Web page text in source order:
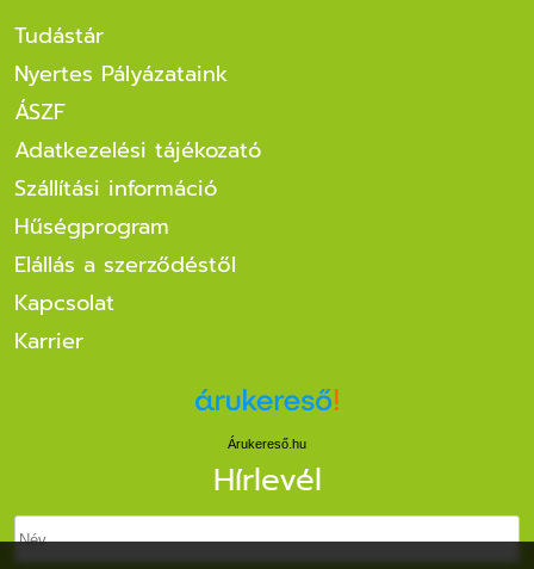
Tudástár
Nyertes Pályázataink
ÁSZF
Adatkezelési tájékozató
Szállítási információ
Hűségprogram
Elállás a szerződéstől
Kapcsolat
Karrier
Árukereső.hu
Hírlevél